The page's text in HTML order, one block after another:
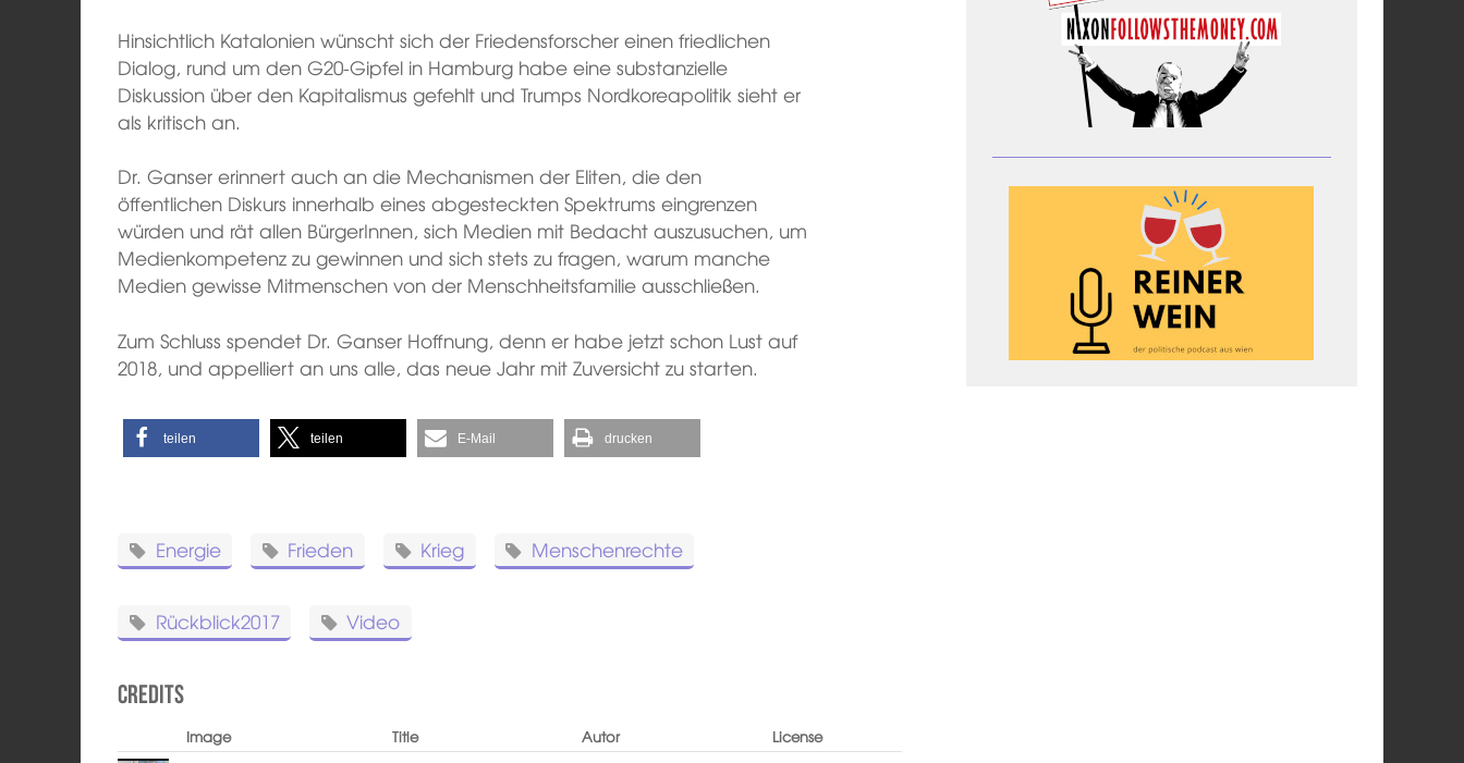
Hinsichtlich Katalonien wünscht sich der Friedensforscher einen friedlichen
Dialog, rund um den G20-Gipfel in Hamburg habe eine substanzielle
Diskussion über den Kapitalismus gefehlt und Trumps Nordkoreapolitik sieht er
als kritisch an.
Dr. Ganser erinnert auch an die Mechanismen der Eliten, die den
öffentlichen Diskurs innerhalb eines abgesteckten Spektrums eingrenzen
würden und rät allen BürgerInnen, sich Medien mit Bedacht auszusuchen, um
Medienkompetenz zu gewinnen und sich stets zu fragen, warum manche
Medien gewisse Mitmenschen von der Menschheitsfamilie ausschließen.
Zum Schluss spendet Dr. Ganser Hoffnung, denn er habe jetzt schon Lust auf
2018, und appelliert an uns alle, das neue Jahr mit Zuversicht zu starten.
teilen teilen E-Mail drucken
Energie Frieden Krieg Menschenrechte
Rückblick2017 Video
Credits
Image Title Autor License